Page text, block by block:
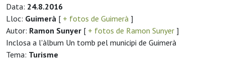
Data: 24.8.2016
Lloc: Guimerà [ + fotos de Guimerà ]
Autor: Ramon Sunyer [ + fotos de Ramon Sunyer ]
Inclosa a l'àlbum Un tomb pel municipi de Guimerà
Tema: Turisme